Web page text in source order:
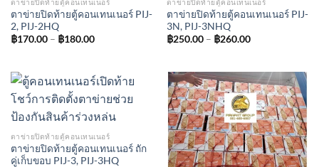
ตาข่ายปิดท้ายตู้คอนเทนเนอร์
ตาข่ายปิดท้ายตู้คอนเทนเนอร์ PIJ-
2, PIJ-2HQ
฿170.00– ฿180.00
ตาข่ายปิดท้ายตู้คอนเทนเนอร์
ตาข่ายปิดท้ายตู้คอนเทนเนอร์ PIJ-
3N, PIJ-3NHQ
฿250.00– ฿260.00
ตาข่ายปิดท้ายตู้คอนเทนเนอร์
ตาข่ายปิดท้ายตู้คอนเทนเนอร์ ถัก
คู่เก็บขอบ PIJ-3, PIJ-3HQ